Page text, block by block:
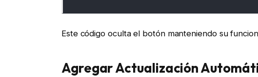
Este código oculta el botón manteniendo su
Agregar Actualización